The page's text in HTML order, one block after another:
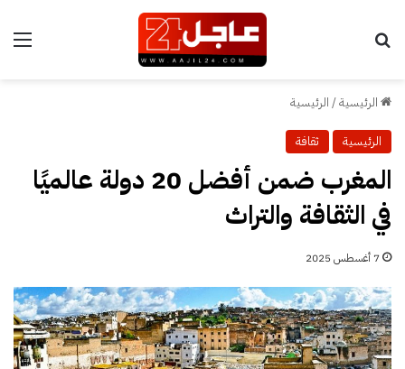
الرئيسية/ الرئيسية
الرئيسية ثقافة
المغرب ضمن أفضل 20 دولة عالميًا
في الثقافة والتراث
7 أغسطس 2025